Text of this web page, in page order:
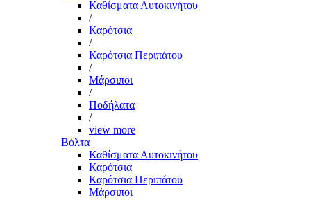
Καθίσματα Αυτοκινήτου
/
Καρότσια
/
Καρότσια Περιπάτου
/
Μάρσιποι
/
Ποδήλατα
/
view more
Βόλτα
Καθίσματα Αυτοκινήτου
Καρότσια
Καρότσια Περιπάτου
Μάρσιποι